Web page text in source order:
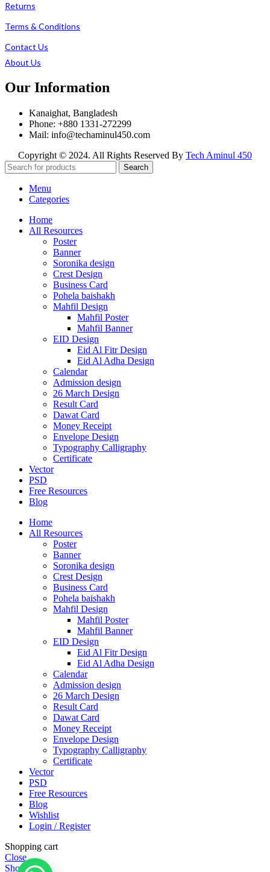
Returns
Terms & Conditions
Contact Us
About Us
Our Information
Kanaighat, Bangladesh
Phone: +880 1331-272299
Mail: info@techaminul450.com
Copyright © 2024. All Rights Reserved By Tech Aminul 450
Search
Menu
Categories
Home
All Resources
Poster
Banner
Soronika design
Crest Design
Business Card
Pohela baishakh
Mahfil Design
Mahfil Poster
Mahfil Banner
EID Design
Eid Al Fitr Design
Eid Al Adha Design
Calendar
Admission design
26 March Design
Result Card
Dawat Card
Money Receipt
Envelope Design
Typography Calligraphy
Certificate
Vector
PSD
Free Resources
Blog
Home
All Resources
Poster
Banner
Soronika design
Crest Design
Business Card
Pohela baishakh
Mahfil Design
Mahfil Poster
Mahfil Banner
EID Design
Eid Al Fitr Design
Eid Al Adha Design
Calendar
Admission design
26 March Design
Result Card
Dawat Card
Money Receipt
Envelope Design
Typography Calligraphy
Certificate
Vector
PSD
Free Resources
Blog
Wishlist
Login / Register
Shopping cart
Close
Shop